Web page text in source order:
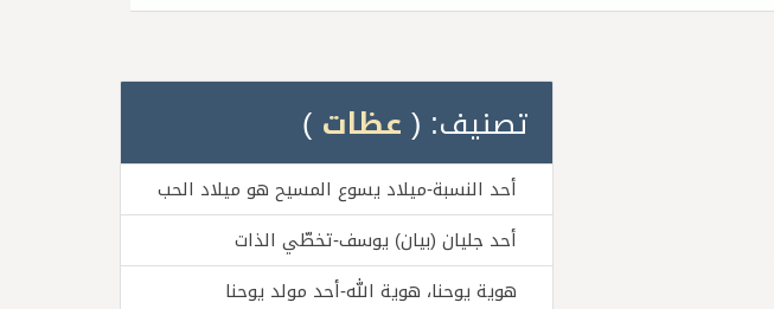
تصنيف: (عظات )
أحد النسبة-ميلاد يسوع المسيح هو ميلاد الحب
أحد جليان (بيان) يوسف-تخطّي الذات
هوية يوحنا، هوية الله-أحد مولد يوحنا